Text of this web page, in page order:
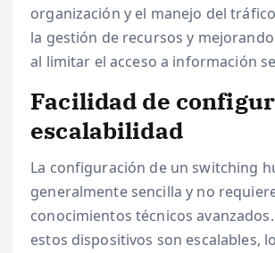
organización y el manejo del
la gestión de recursos y
al limitar el acceso a información
Facilidad de
escalabilidad
La configuración de un switching
generalmente sencilla y no
conocimientos técnicos
estos dispositivos son escalables,